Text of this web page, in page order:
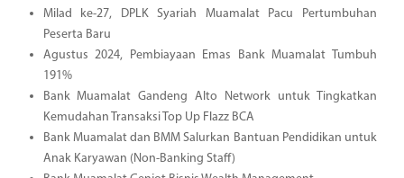
Milad ke-27, DPLK Syariah Muamalat Pacu Pertumbuhan
Peserta Baru
Agustus 2024, Pembiayaan Emas Bank Muamalat Tumbuh
191%
Bank Muamalat Gandeng Alto Network untuk Tingkatkan
Kemudahan Transaksi Top Up Flazz BCA
Bank Muamalat dan BMM Salurkan Bantuan Pendidikan untuk
Anak Karyawan (Non-Banking Staff)